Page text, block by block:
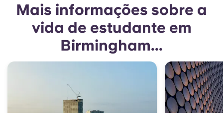
Mais informações sobre a
vida de estudante em
Birmingham...